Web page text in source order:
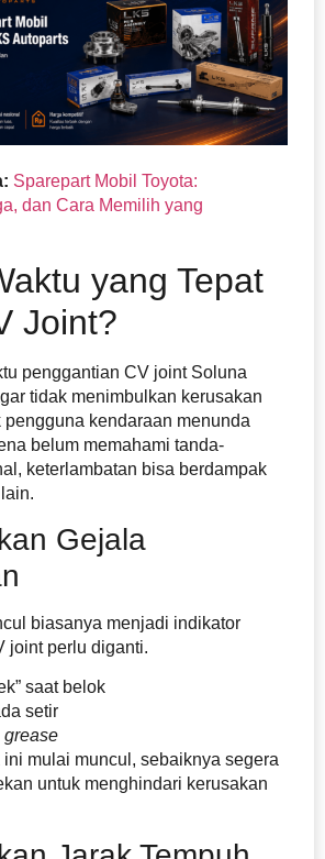
Sparepart Mobil Toyota:
dan Cara Memilih yang
yang Tepat
Joint?
penggantian CV joint Soluna
tidak menimbulkan kerusakan
pengguna kendaraan menunda
belum memahami tanda-
keterlambatan bisa berdampak
Gejala
biasanya menjadi indikator
joint perlu diganti.
saat belok
setir
grease
mulai muncul, sebaiknya segera
untuk menghindari kerusakan